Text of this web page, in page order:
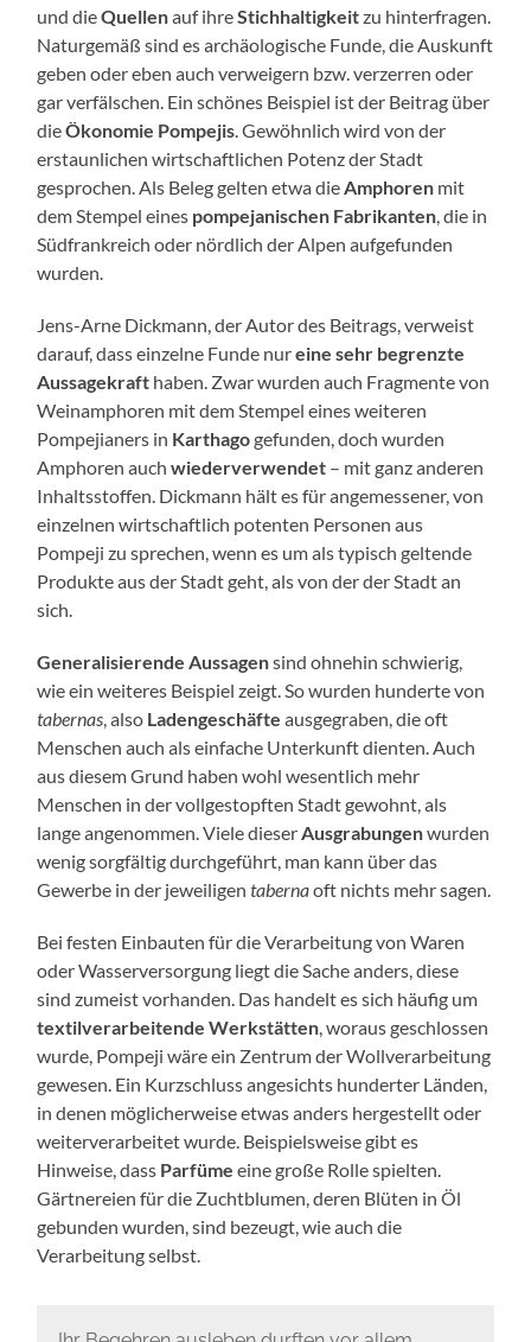
und dieQuellenauf ihreStichhaltigkeitzu hinterfragen.
Naturgemäß sind es archäologische Funde, die Auskunft
geben oder eben auch verweigern bzw. verzerren oder
gar verfälschen. Ein schönes Beispiel ist der Beitrag über
dieÖkonomie Pompejis. Gewöhnlich wird von der
erstaunlichen wirtschaftlichen Potenz der Stadt
gesprochen. Als Beleg gelten etwa dieAmphoren mit
dem Stempel eines pompejanischen Fabrikanten, die in
Südfrankreich oder nördlich der Alpen aufgefunden
wurden.
Jens-Arne Dickmann, der Autor des Beitrags, verweist
darauf, dass einzelne Funde nureine sehr begrenzte
Aussagekraft haben. Zwar wurden auch Fragmente von
Weinamphoren mit dem Stempel eines weiteren
Pompejianers in Karthagogefunden, doch wurden
Amphoren auchwiederverwendet – mit ganz anderen
Inhaltsstoffen. Dickmann hält es für angemessener, von
einzelnen wirtschaftlich potenten Personen aus
Pompeji zu sprechen, wenn es um als typisch geltende
Produkte aus der Stadt geht, als von der der Stadt an
sich.
Generalisierende Aussagensind ohnehin schwierig,
wie ein weiteres Beispiel zeigt. So wurden hunderte von
tabernas, also Ladengeschäfteausgegraben, die oft
Menschen auch als einfache Unterkunft dienten. Auch
aus diesem Grund haben wohl wesentlich mehr
Menschen in der vollgestopften Stadt gewohnt, als
lange angenommen. Viele dieserAusgrabungenwurden
wenig sorgfältig durchgeführt, man kann über das
Gewerbe in der jeweiligentabernaoft nichts mehr sagen.
Bei festen Einbauten für die Verarbeitung von Waren
oder Wasserversorgung liegt die Sache anders, diese
sind zumeist vorhanden. Das handelt es sich häufig um
textilverarbeitende Werkstätten, woraus geschlossen
wurde, Pompeji wäre ein Zentrum der Wollverarbeitung
gewesen. Ein Kurzschluss angesichts hunderter Länden,
in denen möglicherweise etwas anders hergestellt oder
weiterverarbeitet wurde. Beispielsweise gibt es
Hinweise, dass Parfümeeine große Rolle spielten.
Gärtnereien für die Zuchtblumen, deren Blüten in Öl
gebunden wurden, sind bezeugt, wie auch die
Verarbeitung selbst.